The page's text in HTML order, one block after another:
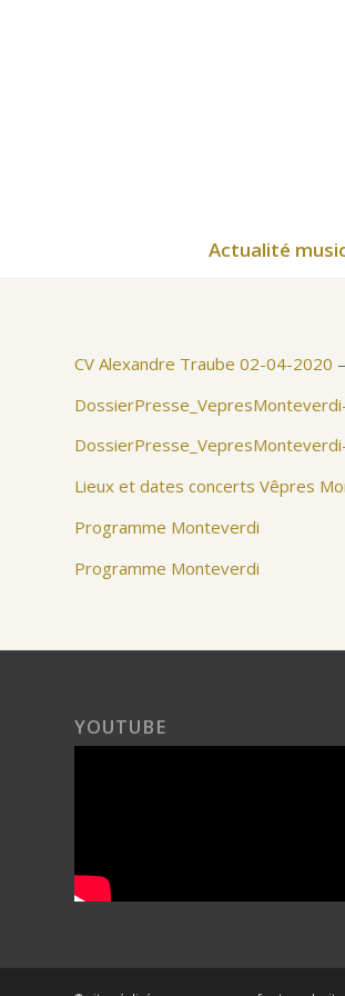
Actualité
CV Alexandre Traube 02-04-2020 –
Lieux et dates concerts Vêpres
Programme Monteverdi
Programme Monteverdi
YOUTUBE